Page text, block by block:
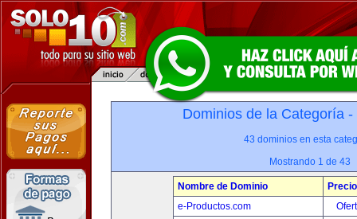
Dominios de la Categoría -
43 dominios en esta
Mostrando 1 de 43
Nombre de Dominio
Precio
e-Productos.com